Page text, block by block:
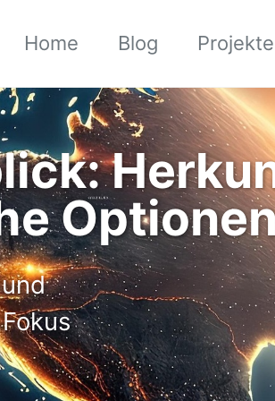
Home Blog Projekte